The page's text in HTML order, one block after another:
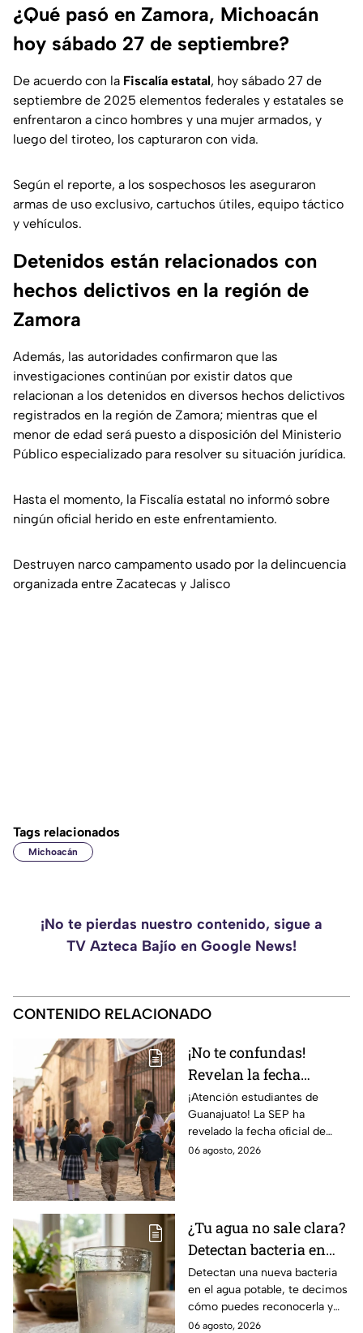
¿Qué pasó en Zamora, Michoacán
hoy sábado 27 de septiembre?
De acuerdo con la Fiscalía estatal, hoy sábado 27 de
septiembre de 2025 elementos federales y estatales se
enfrentaron a cinco hombres y una mujer armados, y
luego del tiroteo, los capturaron con vida.
Según el reporte, a los sospechosos les aseguraron
armas de uso exclusivo, cartuchos útiles, equipo táctico
y vehículos.
Detenidos están relacionados con
hechos delictivos en la región de
Zamora
Además, las autoridades confirmaron que las
investigaciones continúan por existir datos que
relacionan a los detenidos en diversos hechos delictivos
registrados en la región de Zamora; mientras que el
menor de edad será puesto a disposición del Ministerio
Público especializado para resolver su situación jurídica.
Hasta el momento, la Fiscalía estatal no informó sobre
ningún oficial herido en este enfrentamiento.
Destruyen narco campamento usado por la delincuencia
organizada entre Zacatecas y Jalisco
Tags relacionados
Michoacán
¡No te pierdas nuestro contenido, sigue a
TV Azteca Bajío en Google News!
CONTENIDO RELACIONADO
¡No te confundas!
Revelan la fecha
OFICIAL para el
REGRESO a CLASES en
Guanajuato; así aparece
en el calendario
¡Atención estudiantes de
Guanajuato! La SEP ha
revelado la fecha oficial de
regreso a clases para el ciclo
06 agosto, 2026
¿Tu agua no sale clara?
Detectan bacteria en
agua potable que
podría generar
infecciones en casa
Detectan una nueva bacteria
en el agua potable, te decimos
cómo puedes reconocerla y
los riesgos que representa.
06 agosto, 2026